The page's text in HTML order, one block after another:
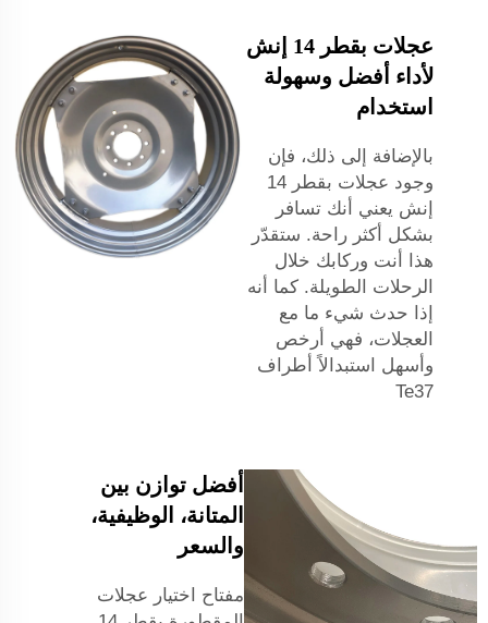
عجلات بقطر 14 إنش
لأداء أفضل وسهولة
استخدام
بالإضافة إلى ذلك، فإن
وجود عجلات بقطر 14
إنش يعني أنك تسافر
بشكل أكثر راحة. ستقدّر
هذا أنت وركابك خلال
الرحلات الطويلة. كما أنه
إذا حدث شيء ما مع
العجلات، فهي أرخص
وأسهل استبدالاًأطراف
Te37
أفضل توازن بين
المتانة، الوظيفية،
والسعر
مفتاح اختيار عجلات